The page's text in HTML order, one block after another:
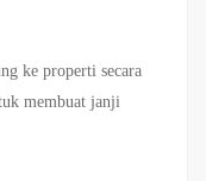
ke properti secara
membuat janji